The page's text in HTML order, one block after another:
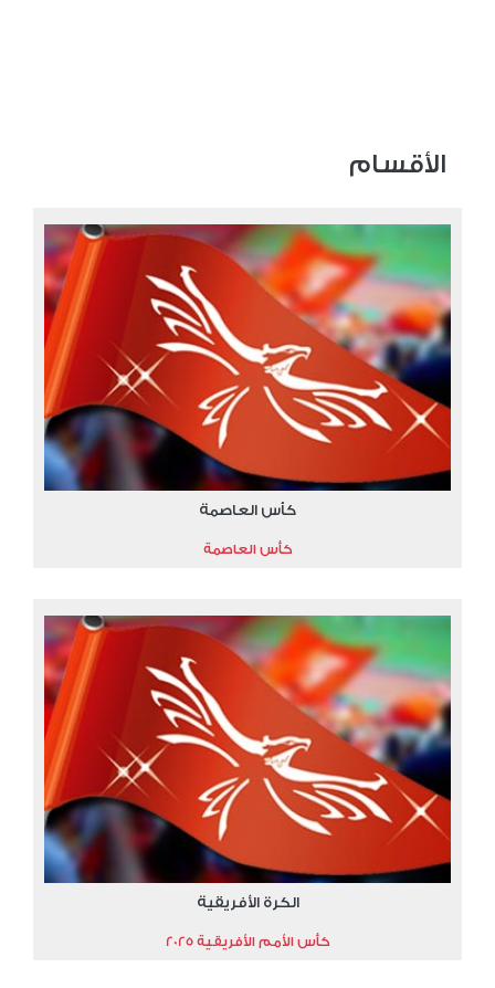
الأقسام
كأس العاصمة
كأس العاصمة
الكرة الأفريقية
كأس الأمم الأفريقية 2025